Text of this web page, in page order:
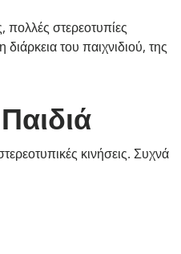
πολλές στερεοτυπίες
του παιχνιδιού, της
κινήσεις. Συχνά